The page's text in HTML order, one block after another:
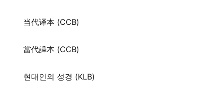
当代译本 (CCB)
當代譯本 (CCB)
현대인의 성경 (KLB)